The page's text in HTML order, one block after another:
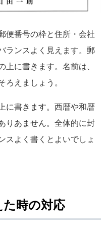
便番号の枠と住所・会社
ランスよく見えます。 郵
上に書きます。 名前は、
ろえましょう。
に書きます。西暦や和暦
りあません。 全体的に封
スよく書くとよいでしょ
時の対応